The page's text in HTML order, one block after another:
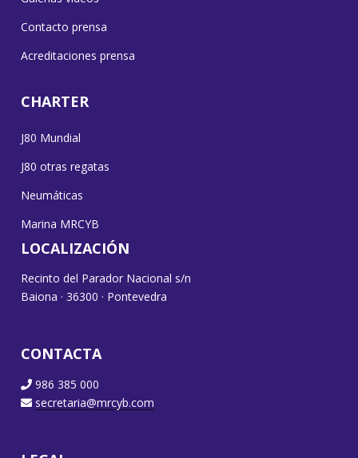
Contacto prensa
Acreditaciones prensa
CHARTER
J80 Mundial
J80 otras regatas
Neumáticas
Marina MRCYB
LOCALIZACIÓN
Recinto del Parador Nacional s/n
Baiona · 36300 · Pontevedra
CONTACTA
986 385 000
secretaria@mrcyb.com